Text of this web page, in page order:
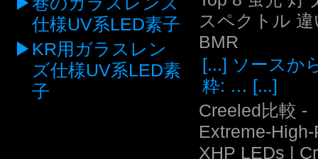
仕様UV系LED素子
KR用ガラスレン
ズ仕様UV系LED素
子
スペクトル 違
BMR
[...] ソースか
粋: … [...]
Creeled比較 -
Extreme-
XHP LEDs |